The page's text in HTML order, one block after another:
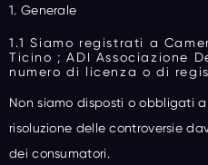
1. Generale
1.1 Siamo registrati a
Ticino ; ADI Associazione
numero di licenza o di
Non siamo disposti o obbligati
risoluzione delle controversie
dei consumatori.